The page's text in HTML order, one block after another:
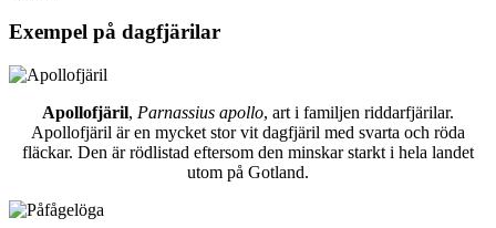
Exempel på dagfjärilar
Apollofjäril, Parnassius apollo, art i familjen riddarfjärilar.
Apollofjäril är en mycket stor vit dagfjäril med svarta och röda
fläckar. Den är rödlistad eftersom den minskar starkt i hela landet
utom på Gotland.